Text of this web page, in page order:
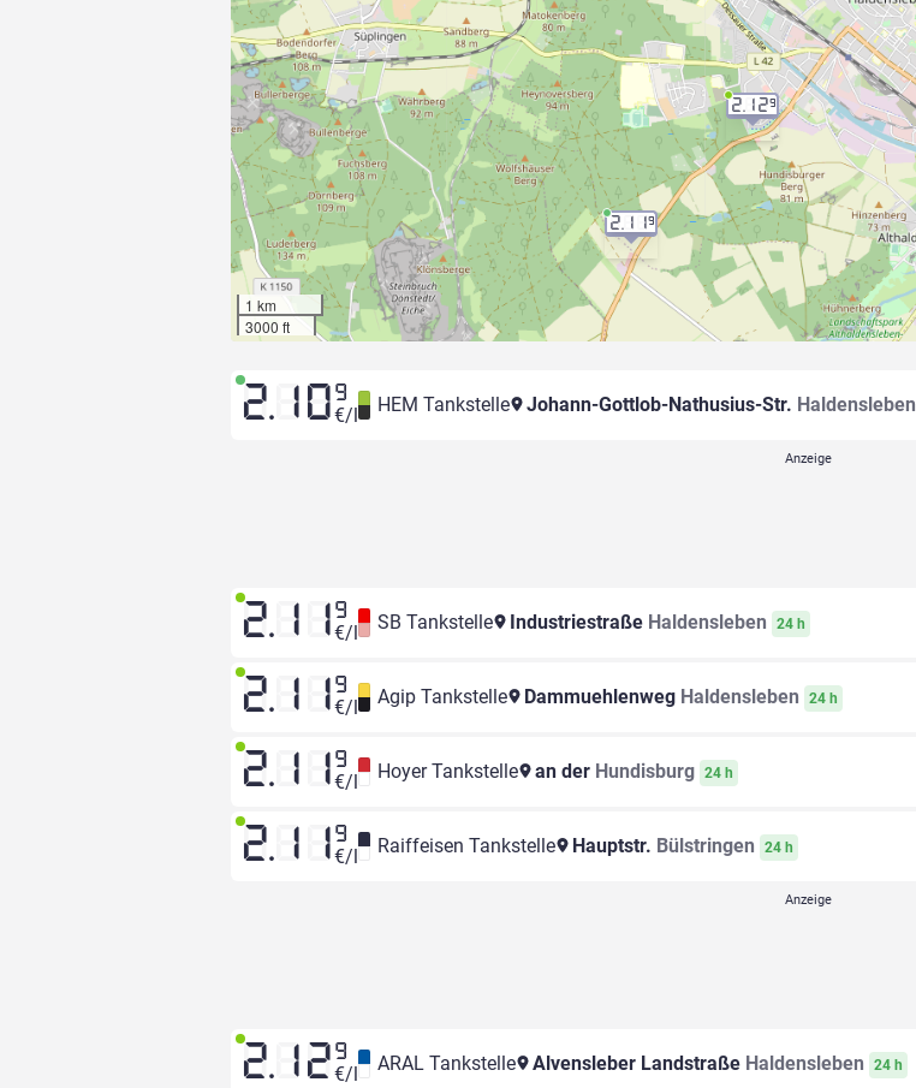
2.119
2.129
1 km
3000 ft
2.10 9
€/l HEM Tankstelle Johann-Gottlob-Nathusius-Str. Haldensleben
2.11 9
€/l SB Tankstelle Industriestraße Haldensleben 24 h
2.11 9
€/l Agip Tankstelle Dammuehlenweg Haldensleben 24 h
2.11 9
€/l Hoyer Tankstelle an der Hundisburg 24 h
2.11 9
€/l Raiffeisen Tankstelle Hauptstr. Bülstringen 24 h
2.12 9
€/l ARAL Tankstelle Alvensleber Landstraße Haldensleben 24 h